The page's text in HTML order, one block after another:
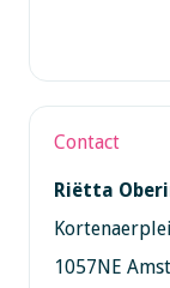
Contact
Riëtta
1057NE